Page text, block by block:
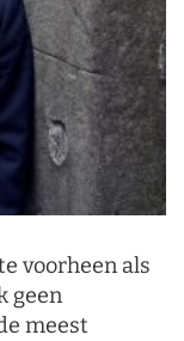
voorheen als
geen
meest